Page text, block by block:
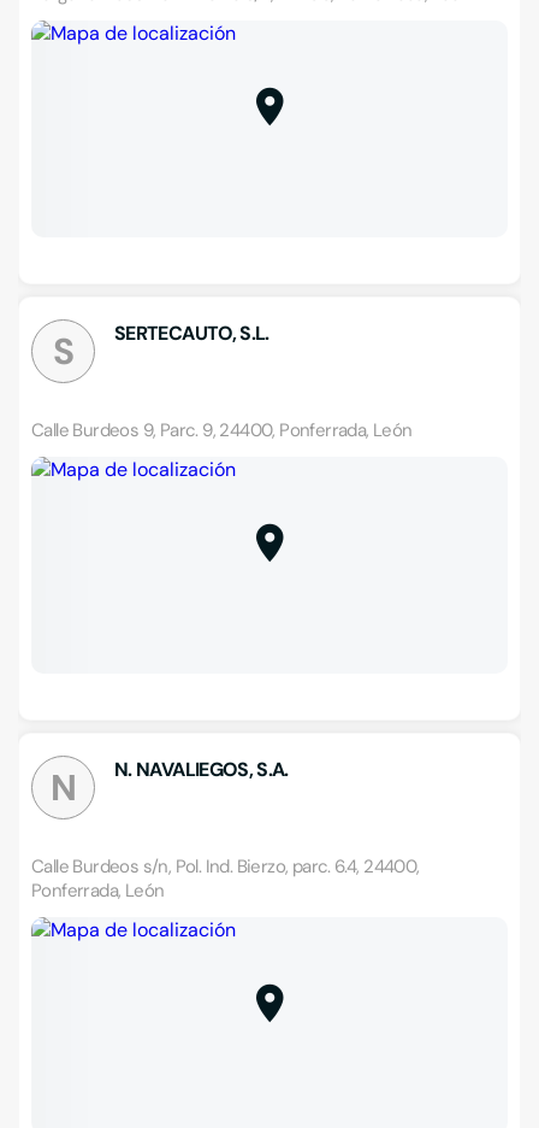
S SERTECAUTO, S.L.
Calle Burdeos 9, Parc. 9, 24400, Ponferrada, León
N N. NAVALIEGOS, S.A.
Calle Burdeos s/n, Pol. Ind. Bierzo, parc. 6.4, 24400,
Ponferrada, León